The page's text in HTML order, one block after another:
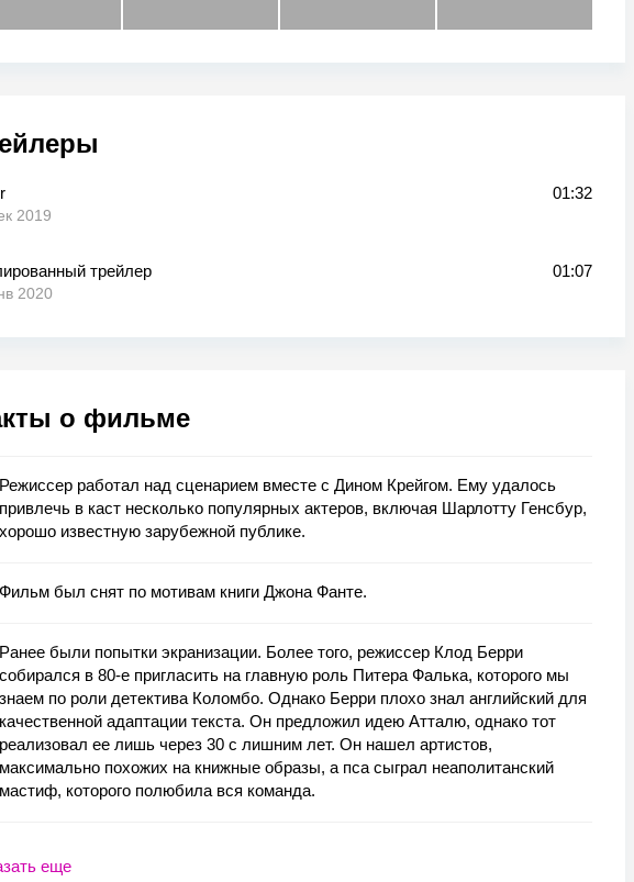
2019
01:32
трейлер
2020
01:07
о фильме
Режиссер работал над сценарием вместе с Дином Крейгом. Ему удалось
привлечь в каст несколько популярных актеров, включая Шарлотту Генсбур,
хорошо известную зарубежной публике.
Фильм был снят по мотивам книги Джона Фанте.
Ранее были попытки экранизации. Более того, режиссер Клод Берри
собирался в 80-е пригласить на главную роль Питера Фалька, которого мы
знаем по роли детектива Коломбо. Однако Берри плохо знал английский для
качественной адаптации текста. Он предложил идею Атталю, однако тот
реализовал ее лишь через 30 с лишним лет. Он нашел артистов,
максимально похожих на книжные образы, а пса сыграл неаполитанский
мастиф, которого полюбила вся команда.
еще